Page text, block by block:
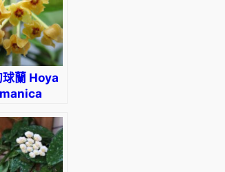
球蘭 Hoya